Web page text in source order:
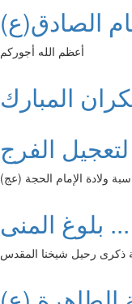
الصادق(ع)
أعظم الله أجوركم
المبارك
الفرج
ولادة الإمام الحجة (عج)
بلوغ المنى ...
ذكرى رحيل شيخنا المقدس